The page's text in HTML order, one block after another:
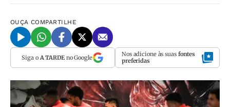
OUÇA COMPARTILHE
Siga o A TARDEno Google Nos adicione às suas fontes
preferidas